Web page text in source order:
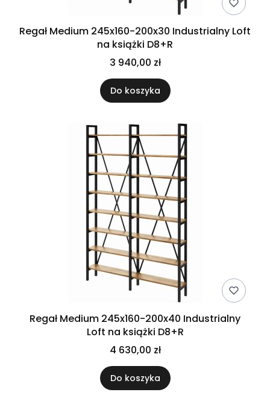
Regał Medium 245x160-200x30 Industrialny Loft
na książki D8+R
3 940,00 zł
Do koszyka
Regał Medium 245x160-200x40 Industrialny
Loft na książki D8+R
4 630,00 zł
Do koszyka